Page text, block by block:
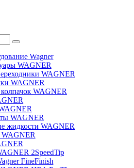
Wagner
WAGNER
WAGNER
WAGNER
WAGNER
WAGNER
жидкости WAGNER
2SpeedTip
FineFinish